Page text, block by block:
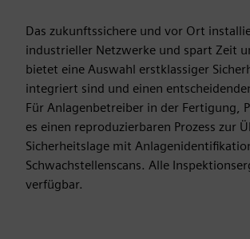
Das zukunftssichere und vor Ort
industrieller Netzwerke und spart Zeit
bietet eine Auswahl erstklassiger
integriert sind und einen
Für Anlagenbetreiber in der Fertigung,
es einen reproduzierbaren Prozess zur
Sicherheitslage mit
Schwachstellenscans. Alle
verfügbar.